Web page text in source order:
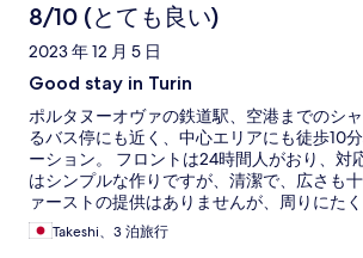
8/10 (とても良い)
2023 年 12 月 5 日
Good stay in Turin
ポルタヌーオヴァの鉄道駅、空港までのシ
るバス停にも近く、中心エリアにも徒歩10
ーション。 フロントは24時間人がおり、対
はシンプルな作りですが、清潔で、広さも
ァーストの提供はありませんが、周りにた
ので、問題ないです。価格を考えるととても
います。
Takeshi、3 泊旅行